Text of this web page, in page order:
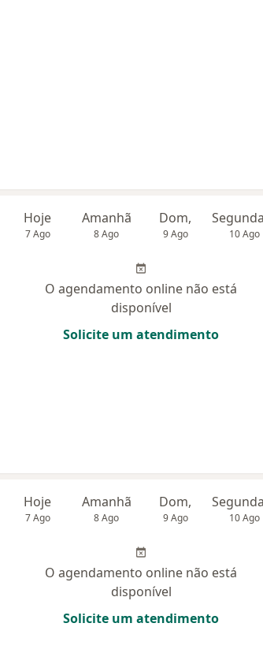
Hoje
7 Ago
Amanhã
8 Ago
Dom,
9 Ago 10 Ago
O agendamento online não está
disponível
Solicite um atendimento
Hoje
7 Ago
Amanhã
8 Ago
Dom,
9 Ago 10 Ago
O agendamento online não está
disponível
Solicite um atendimento